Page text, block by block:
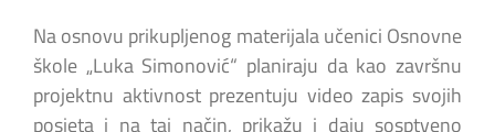
Na osnovu prikupljenog materijala učenici Osnovne
škole „Luka Simonović“ planiraju da kao završnu
projektnu aktivnost prezentuju video zapis svojih
posjeta i na taj način, prikažu i daju sosptveno